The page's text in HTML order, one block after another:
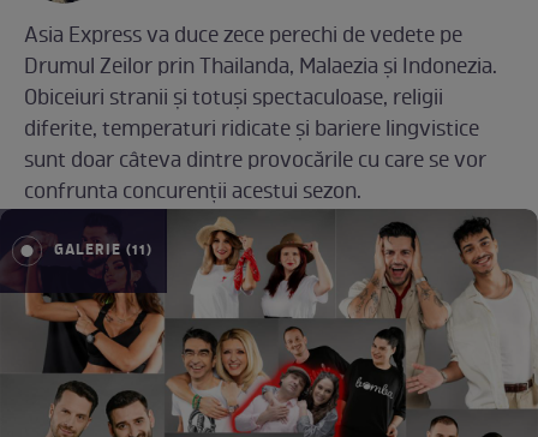
Asia Express va duce zece perechi de vedete pe
Drumul Zeilor prin Thailanda, Malaezia și Indonezia.
Obiceiuri stranii și totuși spectaculoase, religii
diferite, temperaturi ridicate și bariere lingvistice
sunt doar câteva dintre provocările cu care se vor
confrunta concurenții acestui sezon.
GALERIE (11)